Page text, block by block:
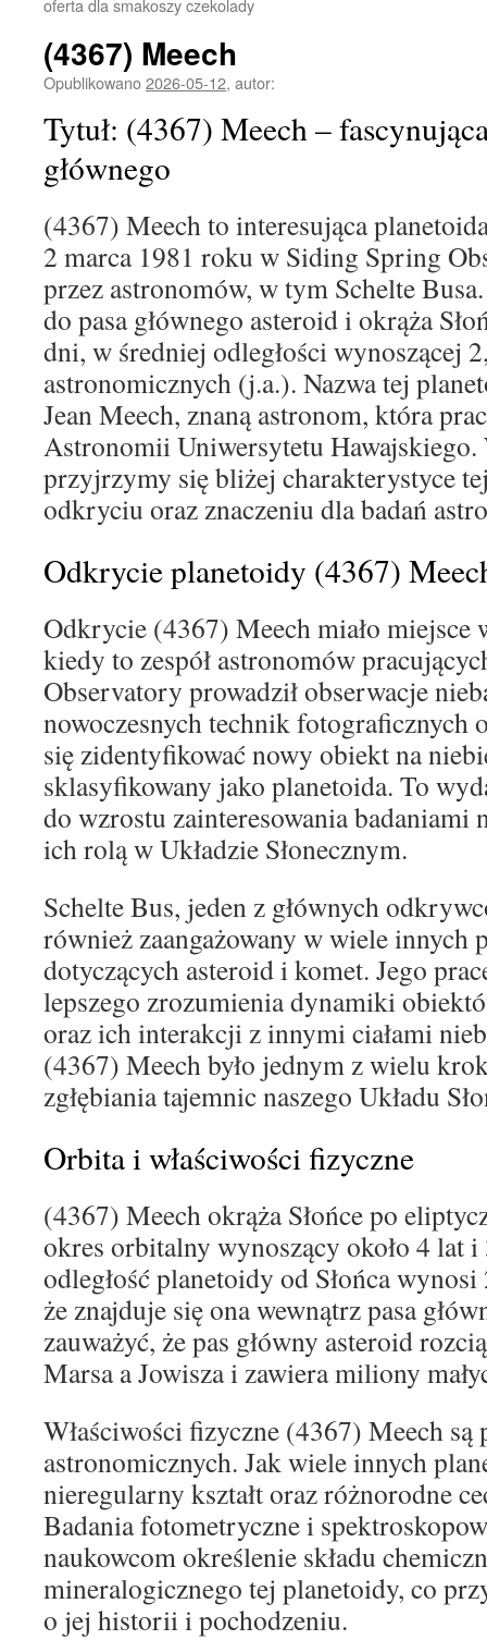
oferta dla smakoszy czekolady
(4367) Meech
Opublikowano2026-05-12, autor:
Tytuł: (4367) Meech –
głównego
(4367) Meech to interesująca
2 marca 1981 roku w Siding Spring
przez astronomów, w tym Schelte
do pasa głównego asteroid i okrąża
dni, w średniej odległości wynoszącej
astronomicznych (j.a.). Nazwa tej
Jean Meech, znaną astronom, która
Astronomii Uniwersytetu
przyjrzymy się bliżej charakterystyce
odkryciu oraz znaczeniu dla badań
Odkrycie planetoidy (4367)
Odkrycie (4367) Meech miało miejsce
kiedy to zespół astronomów
Observatory prowadził obserwacje
nowoczesnych technik fotograficznych
się zidentyfikować nowy obiekt na
sklasyfikowany jako planetoida. To
do wzrostu zainteresowania badaniami
ich rolą w Układzie Słonecznym.
Schelte Bus, jeden z głównych
również zaangażowany w wiele innych
dotyczących asteroid i komet. Jego
lepszego zrozumienia dynamiki
oraz ich interakcji z innymi ciałami
(4367) Meech było jednym z wielu
zgłębiania tajemnic naszego Układu
Orbita i właściwości fizyczne
(4367) Meech okrąża Słońce po
okres orbitalny wynoszący około 4 lat
odległość planetoidy od Słońca
że znajduje się ona wewnątrz pasa
zauważyć, że pas główny asteroid
Marsa a Jowisza i zawiera miliony
Właściwości fizyczne (4367) Meech są
astronomicznych. Jak wiele innych
nieregularny kształt oraz różnorodne
Badania fotometryczne i
naukowcom określenie składu
mineralogicznego tej planetoidy, co
o jej historii i pochodzeniu.